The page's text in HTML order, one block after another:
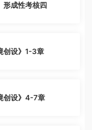
形成性考核四
创设》1-3章
创设》4-7章